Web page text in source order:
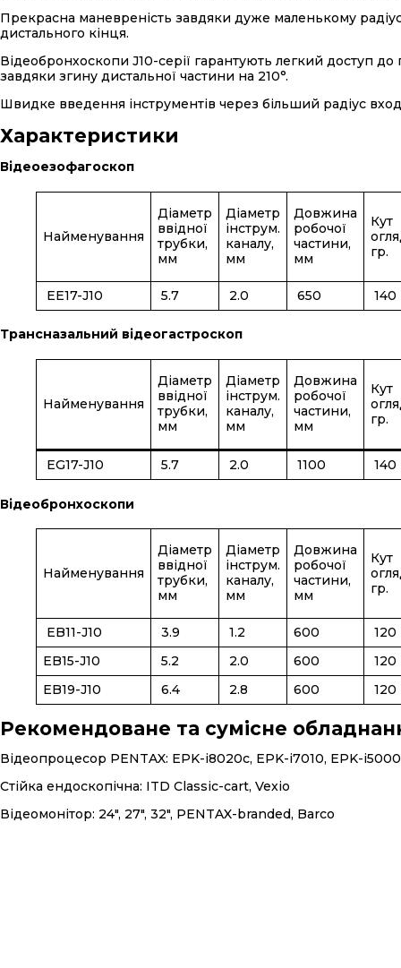
Прекрасна маневреність завдяки дуже маленькому
дистального кінця.
Відеобронхоскопи J10-серії гарантують легкий доступ до
завдяки згину дистальної частини на 210°.
Швидке введення інструментів через більший радіус
Характеристики
Відеоезофагоскоп
Найменування
Діаметр
ввідної
трубки,
мм
Діаметр
інструм.
каналу,
мм
Довжина
робочої
частини,
мм
Кут
гр.
EE17-J10 5.7 2.0 650 140
Трансназальний відеогастроскоп
Найменування
Діаметр
ввідної
трубки,
мм
Діаметр
інструм.
каналу,
мм
Довжина
робочої
частини,
мм
Кут
гр.
EG17-J10 5.7 2.0 1100 140
Відеобронхоскопи
Найменування
Діаметр
ввідної
трубки,
мм
Діаметр
інструм.
каналу,
мм
Довжина
робочої
частини,
мм
Кут
гр.
EB11-J10 3.9 1.2 600
120
EB15-J10
5.2 2.0 600
120
EB19-J10
6.4 2.8 600 120
Рекомендоване та сумісне
Відеопроцесор PENTAX: EPK-i8020c, EPK-i7010, EPK-
Стійка ендоскопічна: ITD Classic-cart, Vexio
Відеомонітор: 24″, 27″, 32″, PENTAX-branded, Barco